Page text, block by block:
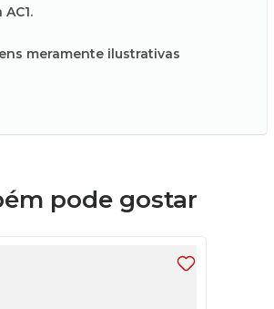
meramente ilustrativas
pode gostar